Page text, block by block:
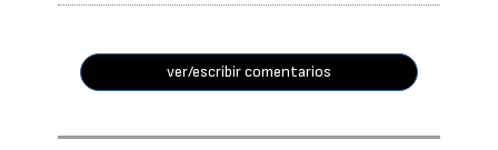
ver/escribir comentarios